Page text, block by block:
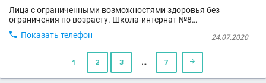
Лица с ограниченными возможностями здоровья без
ограничения по возрасту. Школа-интернат №8…
24.07.2020
 Показать телефон
1 2 3 … 7 